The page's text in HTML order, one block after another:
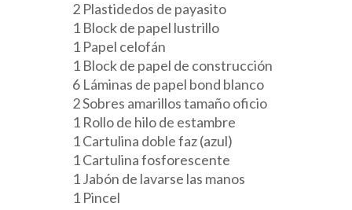
2 Plastidedos de payasito
1 Block de papel lustrillo
1 Papel celofán
1 Block de papel de construcción
6 Láminas de papel bond blanco
2 Sobres amarillos tamaño oficio
1 Rollo de hilo de estambre
1 Cartulina doble faz (azul)
1 Cartulina fosforescente
1 Jabón de lavarse las manos
1 Pincel